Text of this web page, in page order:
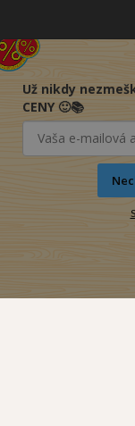
Už nikdy
CENY 🙂📚